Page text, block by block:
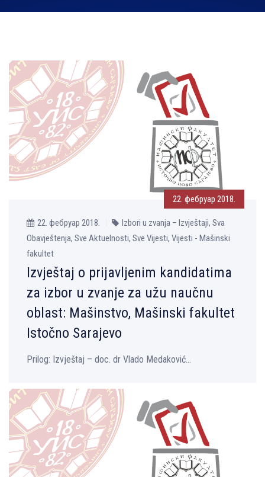
22. фебруар 2018.
22. фебруар 2018.
Izbori u zvanja – Izvještaji, Sva
Obavještenja, Sve Aktuelnosti, Sve Vijesti, Vijesti - Mašinski
fakultet
Izvještaj o prijavlјenim kandidatima
za izbor u zvanje za užu naučnu
oblast: Mašinstvo, Mašinski fakultet
Istočno Sarajevo
Prilog: Izvještaj – doc. dr Vlado Medaković...